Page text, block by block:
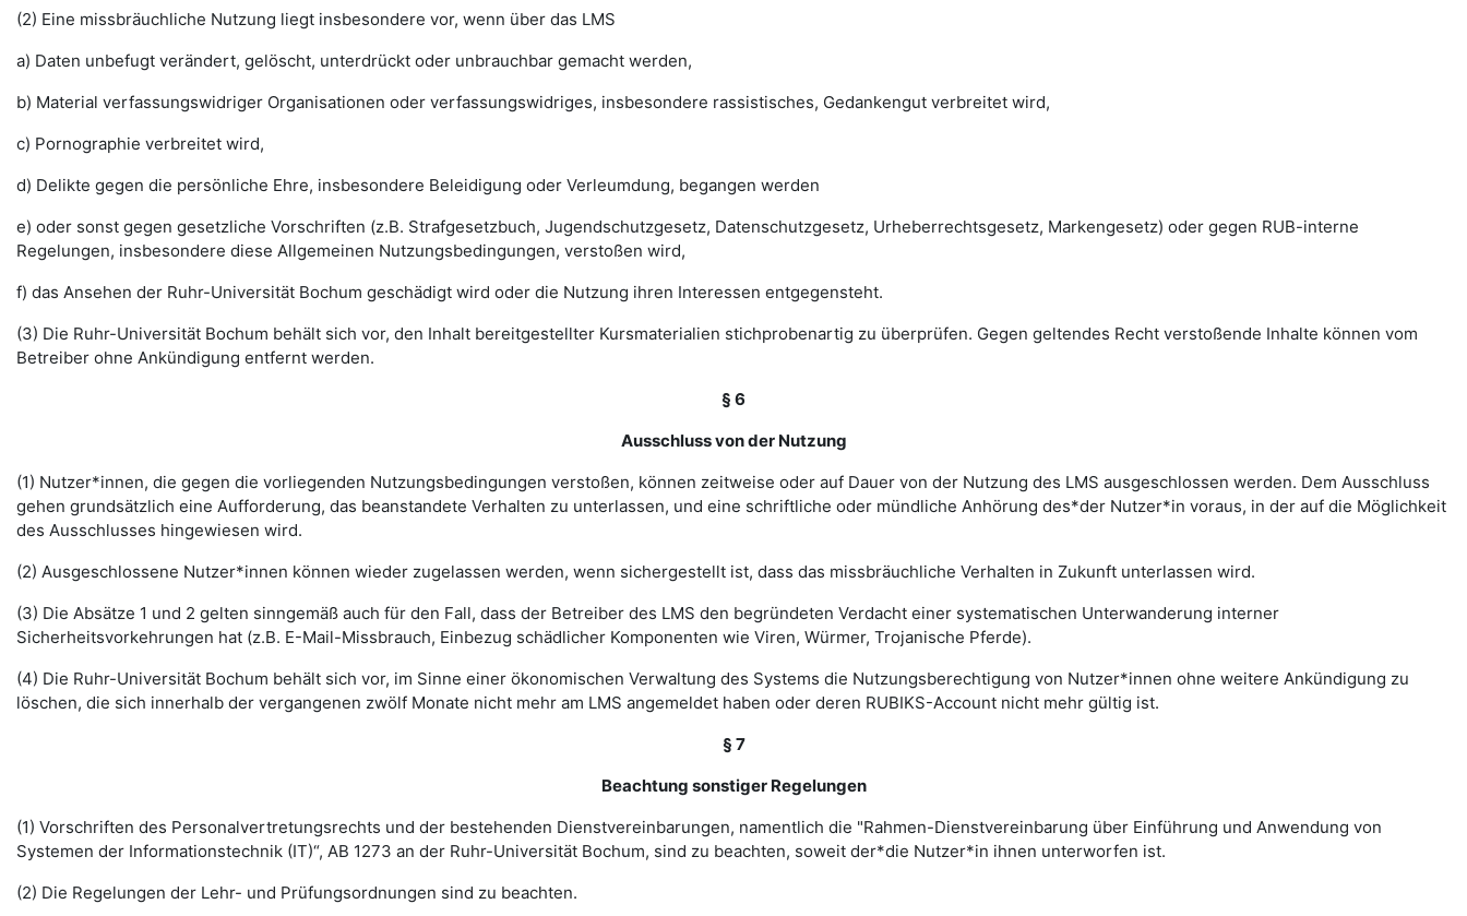
(2) Eine missbräuchliche Nutzung liegt insbesondere vor, wenn über das LMS
a) Daten unbefugt verändert, gelöscht, unterdrückt oder unbrauchbar gemacht werden,
b) Material verfassungswidriger Organisationen oder verfassungswidriges, insbesondere rassistisches, Gedankengut verbreitet wird,
c) Pornographie verbreitet wird,
d) Delikte gegen die persönliche Ehre, insbesondere Beleidigung oder Verleumdung, begangen werden
e) oder sonst gegen gesetzliche Vorschriften (z.B. Strafgesetzbuch, Jugendschutzgesetz, Datenschutzgesetz, Urheberrechtsgesetz, Markengesetz) oder gegen RUB-interne
Regelungen, insbesondere diese Allgemeinen Nutzungsbedingungen, verstoßen wird,
f) das Ansehen der Ruhr-Universität Bochum geschädigt wird oder die Nutzung ihren Interessen entgegensteht.
(3) Die Ruhr-Universität Bochum behält sich vor, den Inhalt bereitgestellter Kursmaterialien stichprobenartig zu überprüfen. Gegen geltendes Recht verstoßende Inhalte können vom
Betreiber ohne Ankündigung entfernt werden.
§ 6
Ausschluss von der Nutzung
(1) Nutzer*innen, die gegen die vorliegenden Nutzungsbedingungen verstoßen, können zeitweise oder auf Dauer von der Nutzung des LMS ausgeschlossen werden. Dem Ausschluss
gehen grundsätzlich eine Aufforderung, das beanstandete Verhalten zu unterlassen, und eine schriftliche oder mündliche Anhörung des*der Nutzer*in voraus, in der auf die Möglichkeit
des Ausschlusses hingewiesen wird.
(2) Ausgeschlossene Nutzer*innen können wieder zugelassen werden, wenn sichergestellt ist, dass das missbräuchliche Verhalten in Zukunft unterlassen wird.
(3) Die Absätze 1 und 2 gelten sinngemäß auch für den Fall, dass der Betreiber des LMS den begründeten Verdacht einer systematischen Unterwanderung interner
Sicherheitsvorkehrungen hat (z.B. E-Mail-Missbrauch, Einbezug schädlicher Komponenten wie Viren, Würmer, Trojanische Pferde).
(4) Die Ruhr-Universität Bochum behält sich vor, im Sinne einer ökonomischen Verwaltung des Systems die Nutzungsberechtigung von Nutzer*innen ohne weitere Ankündigung zu
löschen, die sich innerhalb der vergangenen zwölf Monate nicht mehr am LMS angemeldet haben oder deren RUBIKS-Account nicht mehr gültig ist.
§ 7
Beachtung sonstiger Regelungen
(1) Vorschriften des Personalvertretungsrechts und der bestehenden Dienstvereinbarungen, namentlich die "Rahmen-Dienstvereinbarung über Einführung und Anwendung von
Systemen der Informationstechnik (IT)“, AB 1273 an der Ruhr-Universität Bochum, sind zu beachten, soweit der*die Nutzer*in ihnen unterworfen ist.
(2) Die Regelungen der Lehr- und Prüfungsordnungen sind zu beachten.